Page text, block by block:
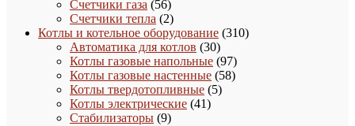
Счетчики газа 5656
товаров
Счетчики тепла 22
товара
Котлы и котельное оборудование 310310
Автоматика для котлов 3030
товаров
Котлы газовые напольные 9797
товаров
Котлы газовые настенные 5858
Котлы твердотопливные 55
Котлы электрические 4141
Стабилизаторы 99